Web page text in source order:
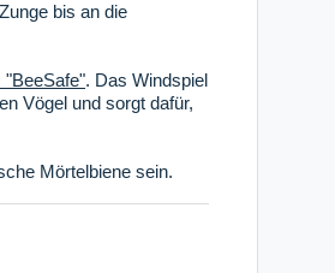
bis an die
"BeeSafe". Das Windspiel
Vögel und sorgt dafür,
Mörtelbiene sein.